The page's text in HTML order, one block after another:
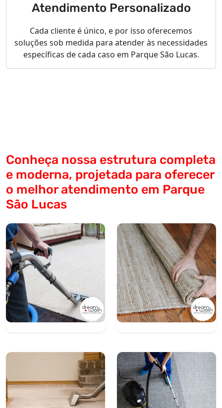
Atendimento Personalizado
Cada cliente é único, e por isso oferecemos
soluções sob medida para atender às necessidades
específicas de cada caso em Parque São Lucas.
Conheça nossa estrutura completa
e moderna, projetada para oferecer
o melhor atendimento em Parque
São Lucas